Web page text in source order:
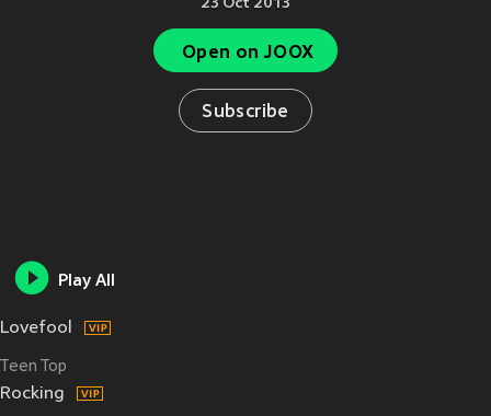
23 Oct 2013
Open on JOOX
Subscribe
Play All
Lovefool
Teen Top
Rocking